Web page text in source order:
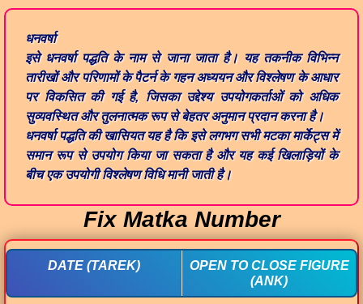
धनवर्षा
इसे धनवर्षा पद्धतिके नाम से जाना जाता है। यह तकनीक विभिन्न
तारीखों और परिणामों के पैटर्न के गहन अध्ययन और विश्लेषण के आधार
पर विकसित की गई है, जिसका उद्देश्य उपयोगकर्ताओं को अधिक
सुव्यवस्थित और तुलनात्मक रूप से बेहतर अनुमान प्रदान करना है।
धनवर्षा पद्धति की खासियत यह है कि इसे लगभग सभी मटका मार्केट्स में
समान रूप से उपयोग किया जा सकता है और यह कई खिलाड़ियों के
बीच एक उपयोगी विश्लेषण विधि मानी जाती है।
Fix Matka Number
DATE (TAREK)
OPEN TO CLOSE FIGURE
(ANK)